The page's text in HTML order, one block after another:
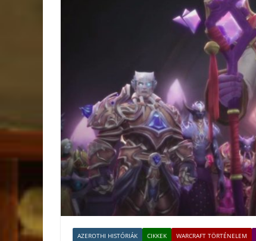
AZEROTHI HISTÓRIÁK CIKKEK WARCRAFT TÖRTÉNELEM